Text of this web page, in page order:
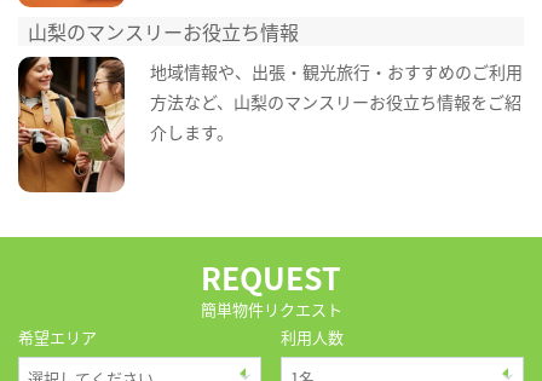
山梨のマンスリーお役立ち情報
地域情報や、出張・観光旅行・おすすめのご利用
方法など、山梨のマンスリーお役立ち情報をご紹
介します。
REQUEST
簡単物件リクエスト
希望エリア
利用人数